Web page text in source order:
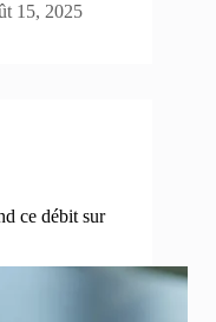
15, 2025
ce débit sur